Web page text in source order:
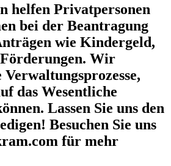
helfen Privatpersonen
bei der Beantragung
wie Kindergeld,
Wir
das Wesentliche
Lassen Sie uns den
Besuchen Sie uns
für mehr